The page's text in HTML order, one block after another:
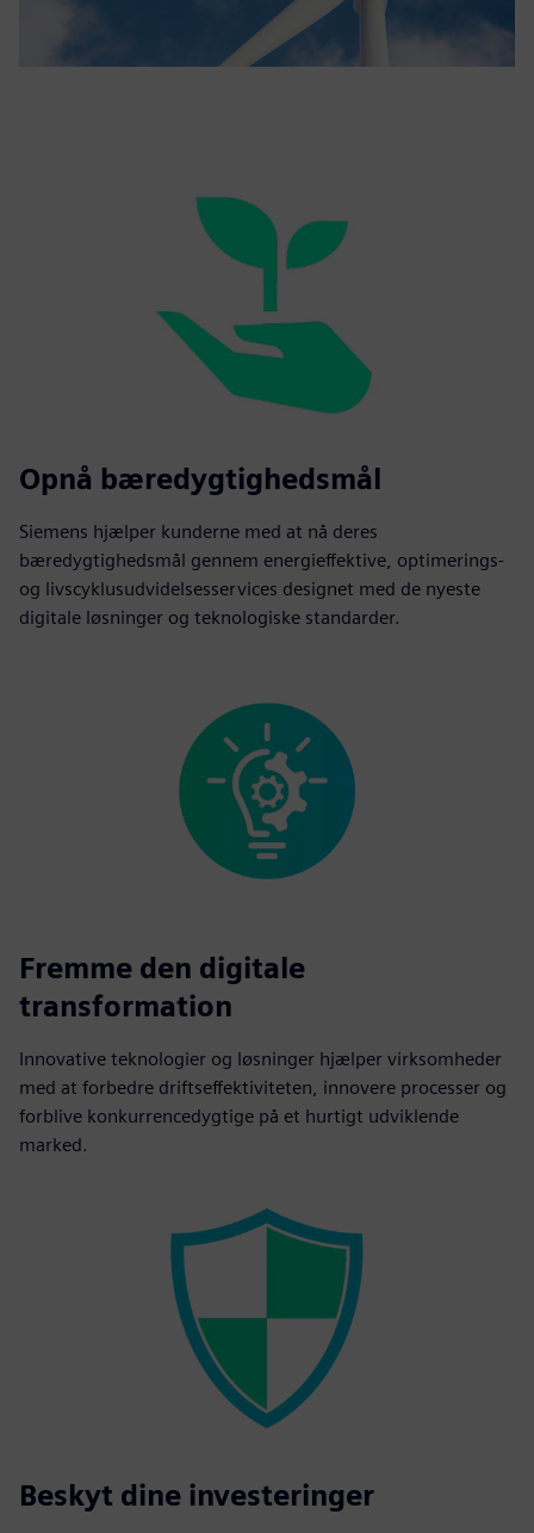
Opnå bæredygtighedsmål
Siemens hjælper kunderne med at nå deres
bæredygtighedsmål gennem energieffektive, optimerings-
og livscyklusudvidelsesservices designet med de nyeste
digitale løsninger og teknologiske standarder.
Fremme den digitale
transformation
Innovative teknologier og løsninger hjælper virksomheder
med at forbedre driftseffektiviteten, innovere processer og
forblive konkurrencedygtige på et hurtigt udviklende
marked.
Beskyt dine investeringer